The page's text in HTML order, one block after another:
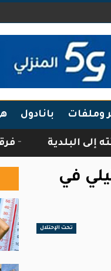
وملفات بانادول
فرقة
في
تحت الإحتلال